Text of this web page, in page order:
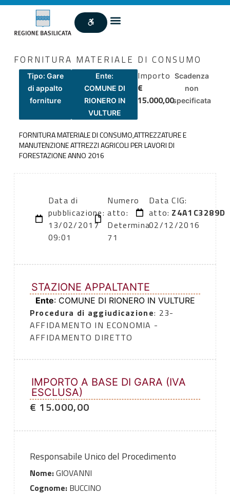
FORNITURA MATERIALE DI CONSUMO
Tipo: Gare
di appalto
forniture
Ente:
COMUNE DI
RIONERO IN
VULTURE
Importo
€
15.000,00
Scadenza
non
specificata
FORNITURA MATERIALE DI CONSUMO,ATTREZZATURE E
MANUTENZIONE ATTREZZI AGRICOLI PER LAVORI DI
FORESTAZIONE ANNO 2016
Data di
pubblicazione:
13/02/2017
09:01
Numero
atto:
Determina
71
Data
atto:
02/12/2016
CIG:
Z4A1C3289D
STAZIONE APPALTANTE
Ente: COMUNE DI RIONERO IN VULTURE
Procedura di aggiudicazione: 23-
AFFIDAMENTO IN ECONOMIA -
AFFIDAMENTO DIRETTO
IMPORTO A BASE DI GARA (IVA
ESCLUSA)
€ 15.000,00
Responsabile Unico del Procedimento
Nome:GIOVANNI
Cognome:BUCCINO